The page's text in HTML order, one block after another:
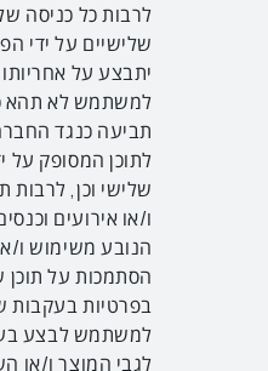
לרבות כל כניסה
שלישיים על ידי
יתבצע על
למשתמש לא תהא
תביעה כנגד
לתוכן המסופק על
שלישי וכן, לרבות
ו/או אירועים
הנובע משימוש ו/
הסתמכות על
בפרטיות בעקבות
למשתמש לבצע
לגבי המוצר ו/או